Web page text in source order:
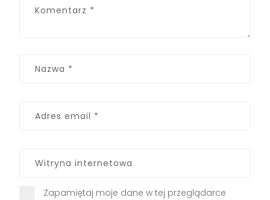
Zapamiętaj moje dane w tej przeglądarce